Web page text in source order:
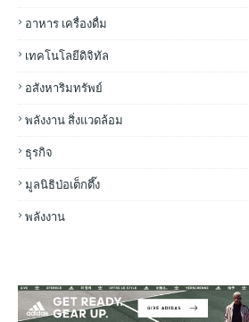
อาหาร เครื่องดื่ม
เทคโนโลยีดิจิทัล
อสังหาริมทรัพย์
พลังงาน สิ่งแวดล้อม
ธุรกิจ
มูลนิธิป่อเต็กตึ๊ง
พลังงาน